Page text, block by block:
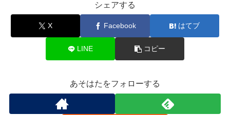
シェアする
X Facebook はてブ
LINE コピー
あそはたをフォローする